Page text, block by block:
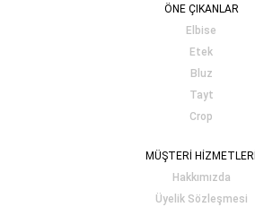
ÖNE ÇIKANLAR
Elbise
Etek
Bluz
Tayt
Crop
MÜŞTERİ HİZMETLERİ
Hakkımızda
Üyelik Sözleşmesi